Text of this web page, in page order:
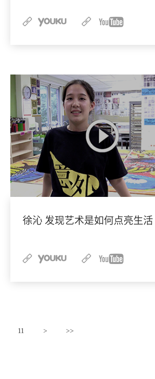
徐沁 发现艺术是如何点亮生活
11 > >>